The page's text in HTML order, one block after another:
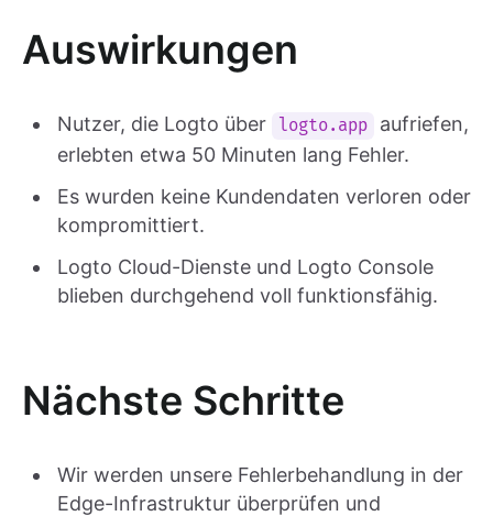
Auswirkungen
Nutzer, die Logto über logto.app
aufriefen,
erlebten etwa 50 Minuten lang Fehler.
Es wurden keine Kundendaten verloren oder
kompromittiert.
Logto Cloud-Dienste und Logto Console
blieben durchgehend voll funktionsfähig.
Nächste Schritte
Wir werden unsere Fehlerbehandlung in der
Edge-Infrastruktur überprüfen und